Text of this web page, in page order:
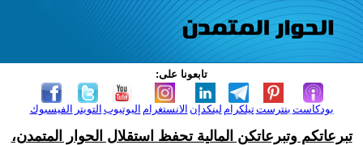
تابعونا على:
الفيسبوك التويتر اليوتيوب الانستغرام لينكدإن تيلكرامبنترست بودكاست
تبرعاتكم وتبرعاتكن المالية تحفظ استقلال الحوار المتمدن،